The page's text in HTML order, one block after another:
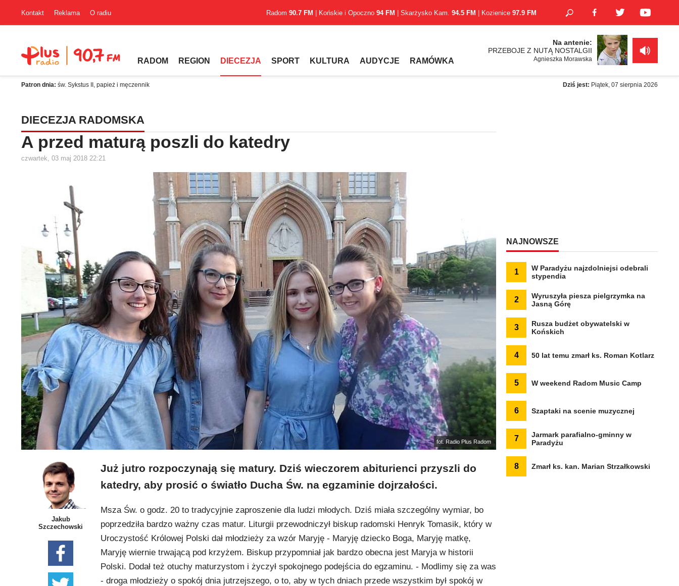
Kontakt Reklama O radiu Radom 90.7 FM | Końskie i Opoczno 94 FM | Skarżysko Kam. 94.5 FM | Kozienice 97.9 FM
RADOM REGION DIECEZJA SPORT KULTURA AUDYCJE RAMÓWKA
Na antenie:
PRZEBOJE Z NUTĄ NOSTALGII
Agnieszka Morawska
Patron dnia: św. Sykstus II, papież i męczennik Dziś jest: Piątek, 07 sierpnia 2026
DIECEZJA RADOMSKA
A przed maturą poszli do katedry
czwartek, 03 maj 2018 22:21
fot. Radio Plus Radom
Jakub
Szczechowski
Już jutro rozpoczynają się matury. Dziś wieczorem abiturienci przyszli do
katedry, aby prosić o światło Ducha Św. na egzaminie dojrzałości.
Msza Św. o godz. 20 to tradycyjnie zaproszenie dla ludzi młodych. Dziś miała szczególny wymiar, bo
poprzedziła bardzo ważny czas matur. Liturgii przewodniczył biskup radomski Henryk Tomasik, który w
Uroczystość Królowej Polski dał młodzieży za wzór Maryję - Maryję dziecko Boga, Maryję matkę,
Maryję wiernie trwającą pod krzyżem. Biskup przypomniał jak bardzo obecna jest Maryja w historii
Polski. Dodał też otuchy maturzystom i życzył spokojnego podejścia do egzaminu. - Modlimy się za was
- droga młodzieży o spokój dnia jutrzejszego, o to, aby w tych dniach przede wszystkim był spokój w
NAJNOWSZE
1
W Paradyżu najzdolniejsi odebrali
stypendia
2
Wyruszyła piesza pielgrzymka na
Jasną Górę
3
Rusza budżet obywatelski w
Końskich
4 50 lat temu zmarł ks. Roman Kotlarz
5 W weekend Radom Music Camp
6 Szaptaki na scenie muzycznej
7
Jarmark parafialno-gminny w
Paradyżu
8 Zmarł ks. kan. Marian Strzałkowski